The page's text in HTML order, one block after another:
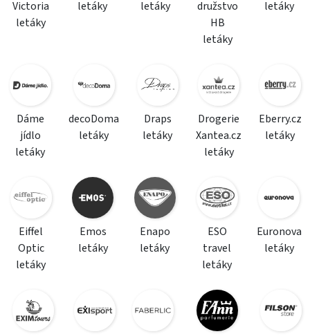
Victoria
letáky
letáky letáky
družstvo
HB
letáky
letáky
Dáme
jídlo
letáky
decoDoma
letáky
Draps
letáky
Drogerie
Xantea.cz
letáky
Eberry.cz
letáky
Eiffel
Optic
letáky
Emos
letáky
Enapo
letáky
ESO
travel
letáky
Euronova
letáky